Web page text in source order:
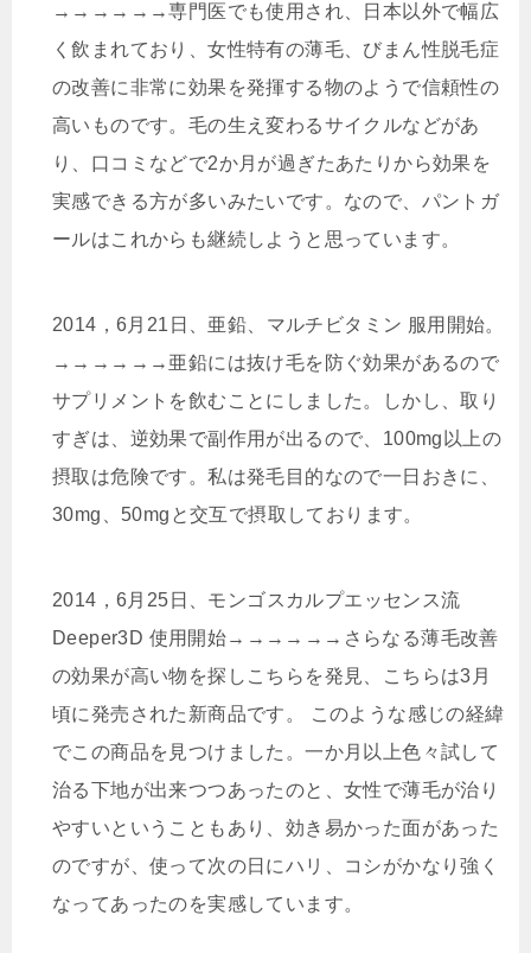
→→→→→→専門医でも使用され、日本以外で幅広
く飲まれており、女性特有の薄毛、びまん性脱毛症
の改善に非常に効果を発揮する物のようで信頼性の
高いものです。毛の生え変わるサイクルなどがあ
り、口コミなどで2か月が過ぎたあたりから効果を
実感できる方が多いみたいです。なので、パントガ
ールはこれからも継続しようと思っています。
2014，6月21日、亜鉛、マルチビタミン 服用開始。
→→→→→→亜鉛には抜け毛を防ぐ効果があるので
サプリメントを飲むことにしました。しかし、取り
すぎは、逆効果で副作用が出るので、100mg以上の
摂取は危険です。私は発毛目的なので一日おきに、
30mg、50mgと交互で摂取しております。
2014，6月25日、モンゴスカルプエッセンス流
Deeper3D 使用開始→→→→→→さらなる薄毛改善
の効果が高い物を探しこちらを発見、こちらは3月
頃に発売された新商品です。 このような感じの経緯
でこの商品を見つけました。一か月以上色々試して
治る下地が出来つつあったのと、女性で薄毛が治り
やすいということもあり、効き易かった面があった
のですが、使って次の日にハリ、コシがかなり強く
なってあったのを実感しています。